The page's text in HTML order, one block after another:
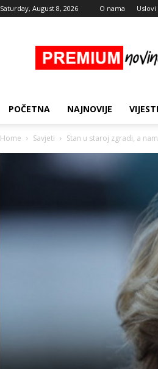
Saturday, August 8, 2026 O nama
Novine
POČETNA NAJNOVIJE VIJESTI
Home Savjeti Stan u staroj zgradi, a